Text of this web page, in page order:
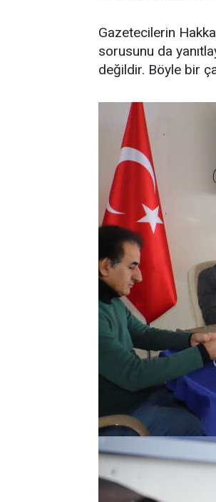
Gazetecilerin
sorusunu da
değildir. Böyle bir